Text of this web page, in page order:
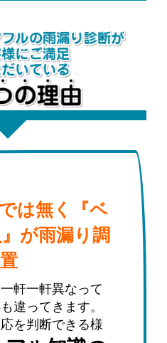
は無く『ベ
が雨漏り調
軒一軒異なって
違ってきます。
を判断できる様